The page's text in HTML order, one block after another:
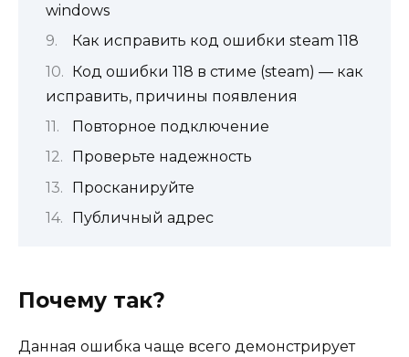
windows
Как исправить код ошибки steam 118
Код ошибки 118 в стиме (steam) — как
исправить, причины появления
Повторное подключение
Проверьте надежность
Просканируйте
Публичный адрес
Почему так?
Данная ошибка чаще всего демонстрирует